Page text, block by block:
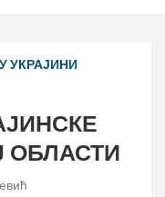
УКРАЈИНИ
ОБЛАСТИ